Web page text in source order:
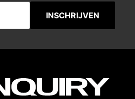
INSCHRIJVEN